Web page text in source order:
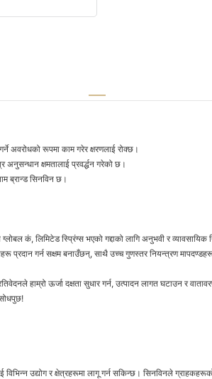
अवरोधको रूपमा काम गरेर क्षरणलाई रोक्छ।
क्षमतालाई प्रवर्द्धन गरेको छ।
ब्रान्ड सिनविन छ।
कं, लिमिटेड स्प्रिंग्स भएको गद्दाको लागि अनुभवी र व्यावसायिक
गर्न सक्षम बनाउँछन्, साथै उच्च गुणस्तर नियन्त्रण
हाम्रो ऊर्जा दक्षता सुधार गर्न, उत्पादन लागत घटाउन र
उद्योग र क्षेत्रहरूमा लागू गर्न सकिन्छ। सिनविनले